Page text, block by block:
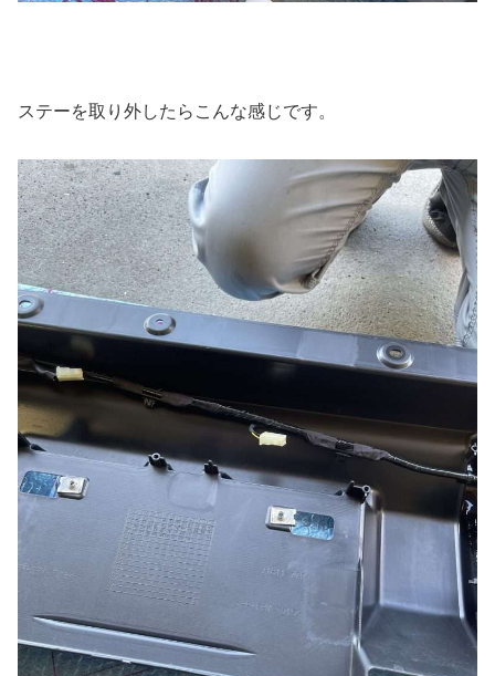
ステーを取り外したらこんな感じです。